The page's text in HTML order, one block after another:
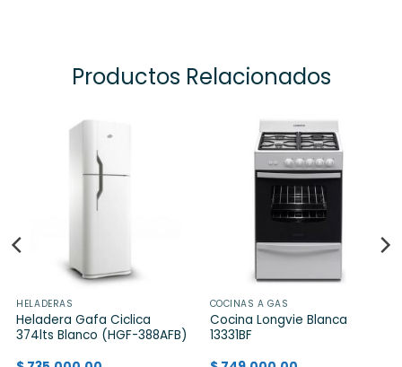
Productos Relacionados
HELADERAS
Heladera Gafa Ciclica
374lts Blanco (HGF-388AFB)
COCINAS A GAS
Cocina Longvie Blanca
13331BF